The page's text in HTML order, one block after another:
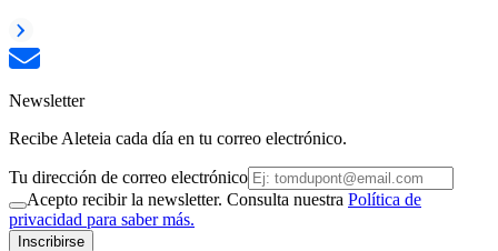
Newsletter
Recibe Aleteia cada día en tu correo electrónico.
Tu dirección de correo electrónico
Acepto recibir la newsletter. Consulta nuestra Política de
privacidad para saber más.
Inscribirse